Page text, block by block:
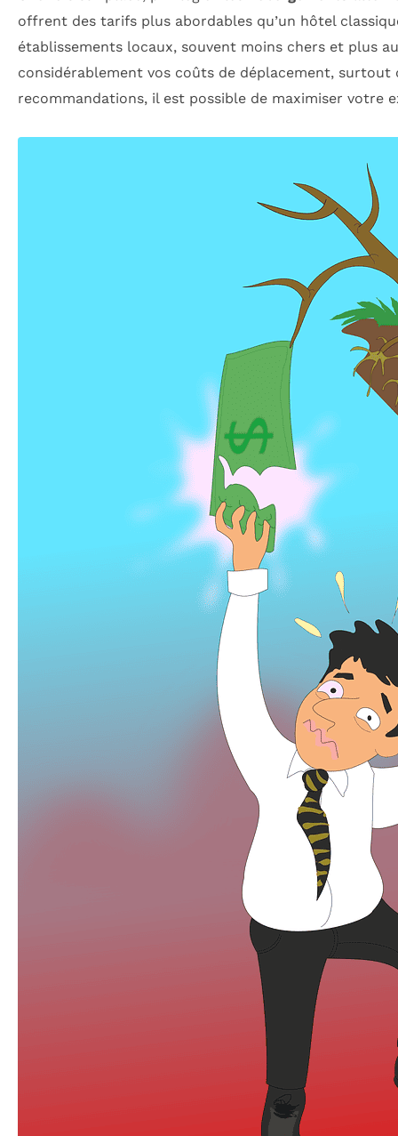
offrent des tarifs plus abordables qu’un hôtel
établissements locaux, souvent moins chers et plus
considérablement vos coûts de déplacement,
recommandations, il est possible de maximiser votre